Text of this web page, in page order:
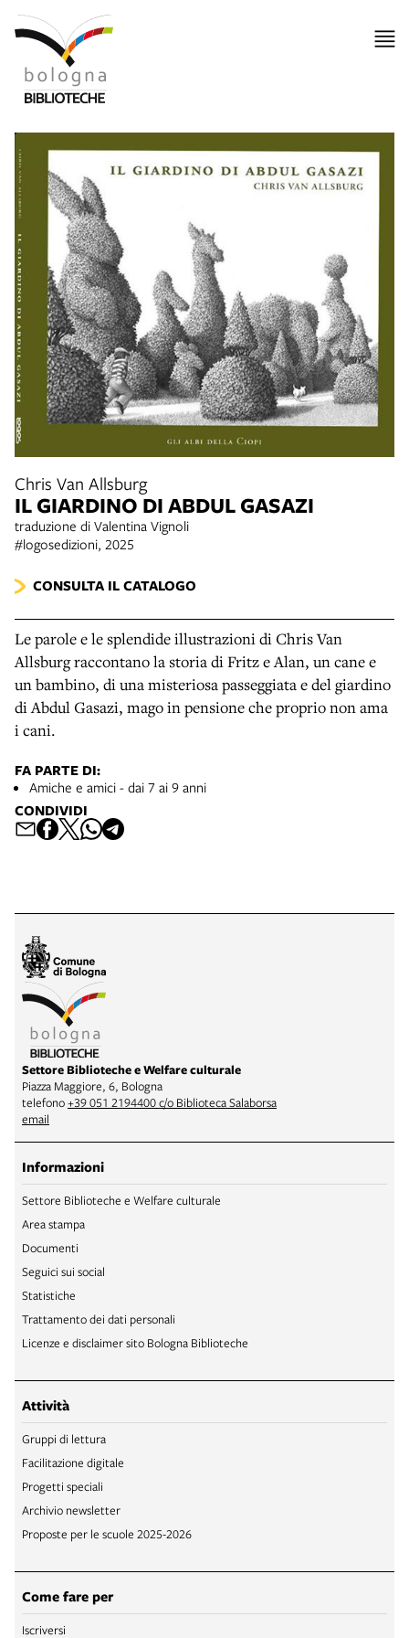
Chris Van Allsburg
IL GIARDINO DI ABDUL GASAZI
traduzione di Valentina Vignoli
#logosedizioni, 2025
CONSULTA IL CATALOGO
Le parole e le splendide illustrazioni di Chris Van
Allsburg raccontano la storia di Fritz e Alan, un cane e
un bambino, di una misteriosa passeggiata e del giardino
di Abdul Gasazi, mago in pensione che proprio non ama
i cani.
FA PARTE DI:
Amiche e amici - dai 7 ai 9 anni
CONDIVIDI
Settore Biblioteche e Welfare culturale
Piazza Maggiore, 6, Bologna
telefono+39 051 2194400 c/o Biblioteca Salaborsa
email
Informazioni
Settore Biblioteche e Welfare culturale
Area stampa
Documenti
Seguici sui social
Statistiche
Trattamento dei dati personali
Licenze e disclaimer sito Bologna Biblioteche
Attività
Gruppi di lettura
Facilitazione digitale
Progetti speciali
Archivio newsletter
Proposte per le scuole 2025-2026
Come fare per
Iscriversi